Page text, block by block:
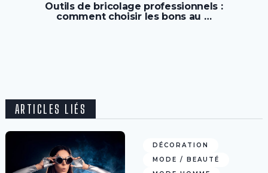
Outils de bricolage professionnels :
comment choisir les bons au …
ARTICLES LIÉS
DÉCORATION
MODE / BEAUTÉ